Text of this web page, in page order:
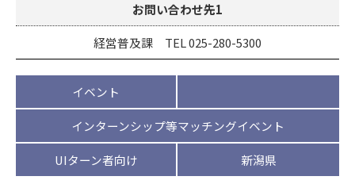
お問い合わせ先1
経営普及課 TEL 025-280-5300
イベント
インターンシップ等マッチングイベント
UIターン者向け 新潟県